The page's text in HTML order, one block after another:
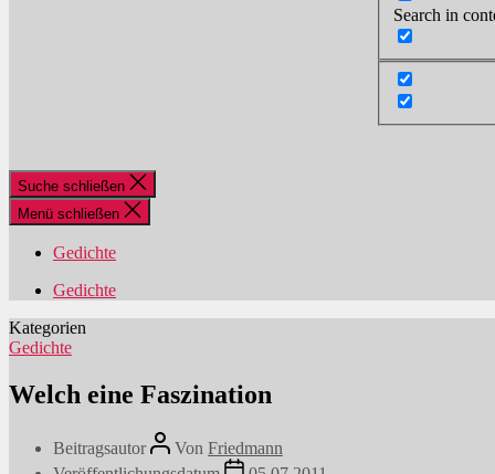
Search in
Suche schließen
Menü schließen
Gedichte
Gedichte
Kategorien
Gedichte
Welch eine Faszination
Beitragsautor Von Friedmann